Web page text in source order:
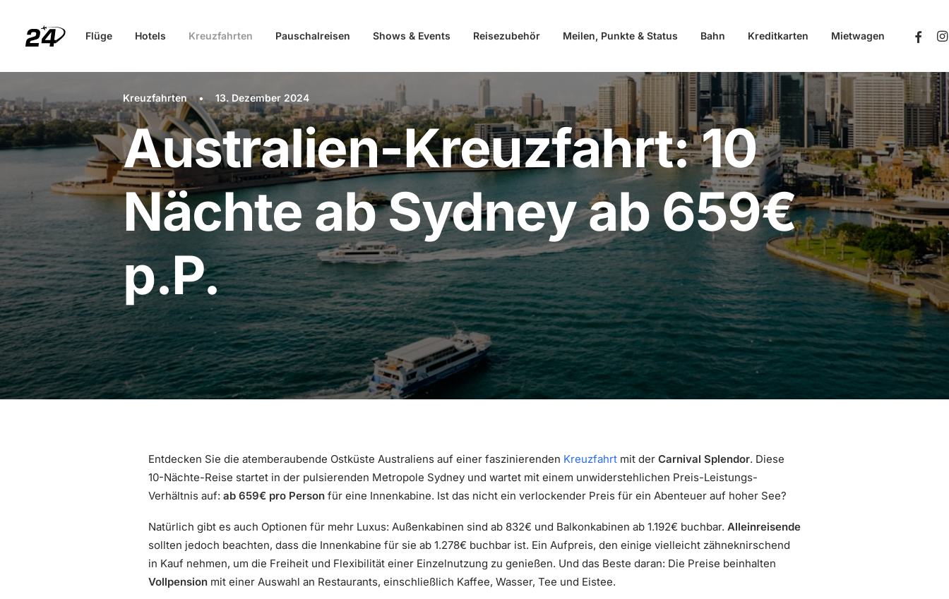
Flüge Hotels Kreuzfahrten Pauschalreisen Shows & Events Reisezubehör Meilen, Punkte & Status Bahn Kreditkarten Mietwagen
Kreuzfahrten • 13. Dezember 2024
Australien-Kreuzfahrt: 10
Nächte ab Sydney ab 659€
p.P.
Entdecken Sie die atemberaubende Ostküste Australiens auf einer faszinierenden Kreuzfahrt mit der Carnival Splendor. Diese
10-Nächte-Reise startet in der pulsierenden Metropole Sydney und wartet mit einem unwiderstehlichen Preis-Leistungs-
Verhältnis auf: ab 659€ pro Person für eine Innenkabine. Ist das nicht ein verlockender Preis für ein Abenteuer auf hoher See?
Natürlich gibt es auch Optionen für mehr Luxus: Außenkabinen sind ab 832€ und Balkonkabinen ab 1.192€ buchbar. Alleinreisende
sollten jedoch beachten, dass die Innenkabine für sie ab 1.278€ buchbar ist. Ein Aufpreis, den einige vielleicht zähneknirschend
in Kauf nehmen, um die Freiheit und Flexibilität einer Einzelnutzung zu genießen. Und das Beste daran: Die Preise beinhalten
Vollpension mit einer Auswahl an Restaurants, einschließlich Kaffee, Wasser, Tee und Eistee.